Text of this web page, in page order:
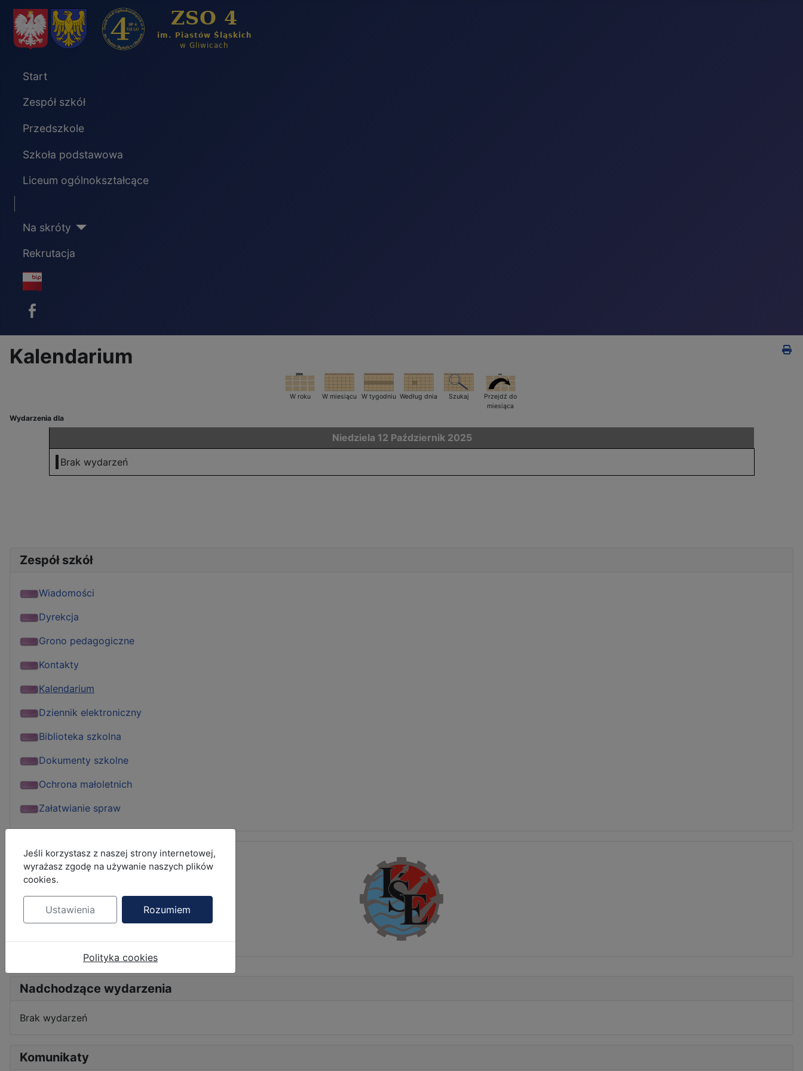
Start
Zespół szkół
Przedszkole
Szkoła podstawowa
Liceum ogólnokształcące
Na skróty
Rekrutacja
BIP - ikona
Nadchodzące wydarzenia
Brak wydarzeń
Komunikaty
Kalendarium
W roku W miesiącu W tygodniu Według dnia Szukaj
Przejdź do
miesiąca
Wydarzenia dla
Niedziela 12 Październik 2025
Brak wydarzeń
Zespół szkół
Wiadomości
Dyrekcja
Grono pedagogiczne
Kontakty
Kalendarium
Dziennik elektroniczny
Biblioteka szkolna
Dokumenty szkolne
Ochrona małoletnich
Załatwianie spraw
MOD_JBCOOKIES_LANG_HEADER_DEFAULT
Jeśli korzystasz z naszej strony internetowej,
wyrażasz zgodę na używanie naszych plików
cookies.
Ustawienia Rozumiem
Polityka cookies